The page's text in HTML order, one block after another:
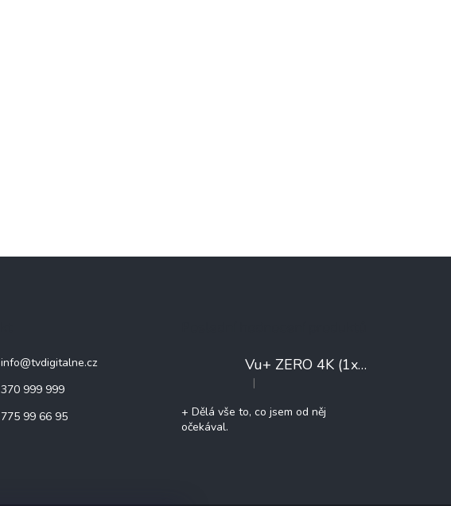
info@tvdigitalne.cz
370 999 999
775 99 66 95
Vu+ ZERO 4K (1x DVB-T2/C)
Hodnocení produktu je 5 z 5 hvězdiček.
|
+ Dělá vše to, co jsem od něj
očekával.